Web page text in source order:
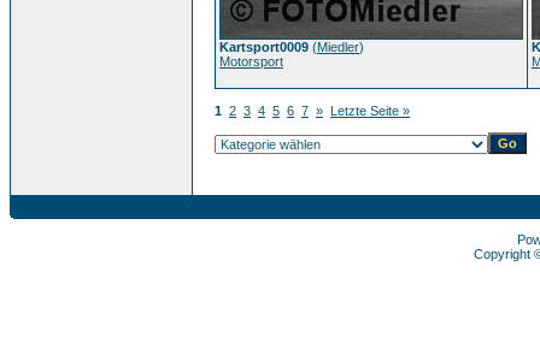
Kartsport0009 (Miedler)
Motorsport
1 2 3 4 5 6 7 » Letzte Seite »
Copyright